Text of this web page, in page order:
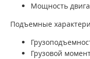
Мощность
Подъемные
Грузовой